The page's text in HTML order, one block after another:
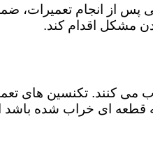
پس از انجام تعمیرات،
مشکل اقدام کند.
می کنند. تکنسین های
قطعه ای خراب شده باشد